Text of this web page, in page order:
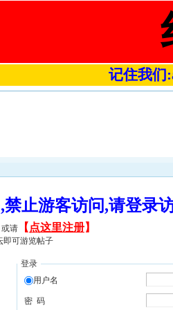
记住我们
,禁止游客访问,请登
请 【 点这里注册】
即可游览帖子
登录
用户名
密 码